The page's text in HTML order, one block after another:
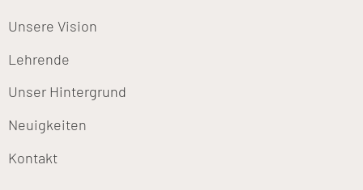
Unsere Vision
Lehrende
Unser Hintergrund
Neuigkeiten
Kontakt